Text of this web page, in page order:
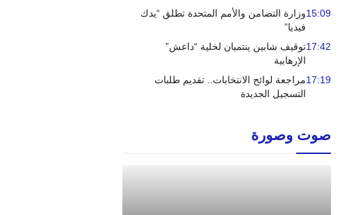
15:09وزارة التضامن والأمم المتحدة تطلق “يدك
فيديا”
17:42توقيف شابين ينتميان لخلية “داعش”
الإرهابية
17:19مراجعة لوائح الانتخابات.. تقديم طلبات
التسجيل الجديدة
صوت وصورة